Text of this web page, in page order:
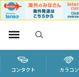
コンタクト カラコン